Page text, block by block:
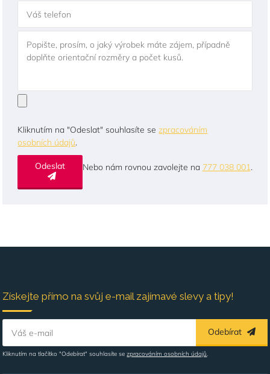
Váš telefon
Popište, prosím, o jaký výrobek máte zájem, případně
doplňte orientační rozměry a počet kusů.
Kliknutím na "Odeslat" souhlasíte sezpracováním
osobních údajů.
Nebo nám rovnou zavolejte na 777 038 001.
Získejte přímo na svůj e-mail zajímavé slevy a tipy!
Váš e-mail Odebírat
Kliknutím na tlačítko "Odebírat" souhlasíte sezpracováním osobních údajů.